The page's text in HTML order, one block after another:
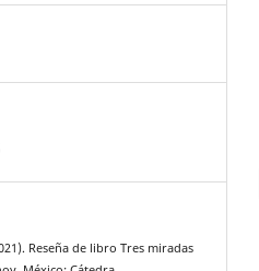
Reseña de libro Tres miradas